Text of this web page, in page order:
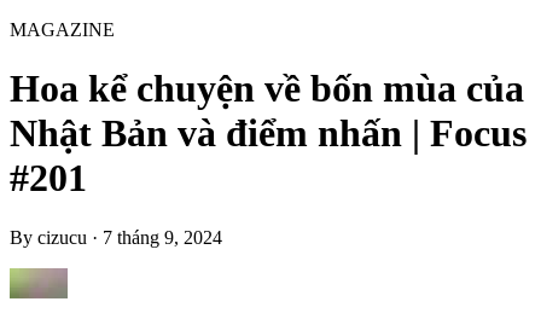
MAGAZINE
Hoa kể chuyện về bốn mùa của
Nhật Bản và điểm nhấn | Focus
#201
By cizucu · 7 tháng 9, 2024